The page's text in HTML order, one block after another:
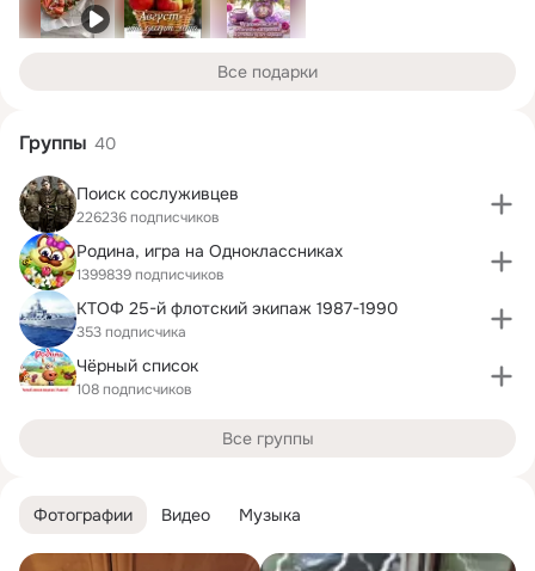
Фотографии Видео Музыка
Все подарки
Группы 40
Поиск сослуживцев
226236 подписчиков
Родина, игра на Одноклассниках
1399839 подписчиков
КТОФ 25-й флотский экипаж 1987-1990
353 подписчика
Чёрный список
108 подписчиков
Все группы